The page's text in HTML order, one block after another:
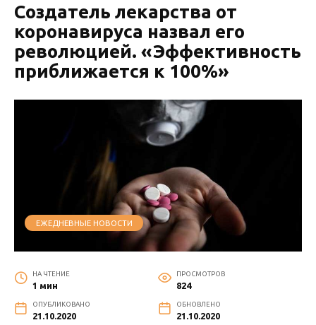
Создатель лекарства от
коронавируса назвал его
революцией. «Эффективность
приближается к 100%»
ЕЖЕДНЕВНЫЕ НОВОСТИ
НА ЧТЕНИЕ
1 мин
ПРОСМОТРОВ
824
ОПУБЛИКОВАНО
21.10.2020
ОБНОВЛЕНО
21.10.2020